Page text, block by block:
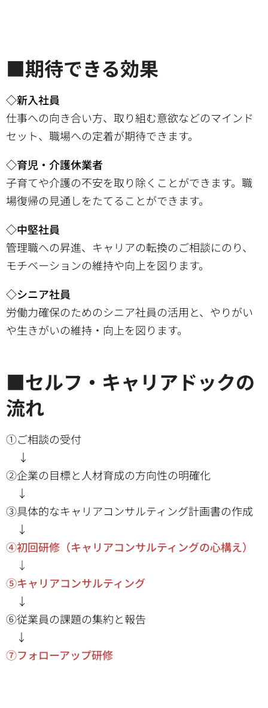
■期待できる効果
◇新入社員
仕事への向き合い方、取り組む意欲などのマインド
セット、職場への定着が期待できます。
◇育児・介護休業者
子育てや介護の不安を取り除くことができます。職
場復帰の見通しをたてることができます。
◇中堅社員
管理職への昇進、キャリアの転換のご相談にのり、
モチベーションの維持や向上を図ります。
◇シニア社員
労働力確保のためのシニア社員の活用と、やりがい
や生きがいの維持・向上を図ります。
■セルフ・キャリアドックの
流れ
①ご相談の受付
↓
②企業の目標と人材育成の方向性の明確化
↓
③具体的なキャリアコンサルティング計画書の作成
↓
④初回研修（キャリアコンサルティングの心構え）
↓
⑤キャリアコンサルティング
↓
⑥従業員の課題の集約と報告
↓
⑦フォローアップ研修